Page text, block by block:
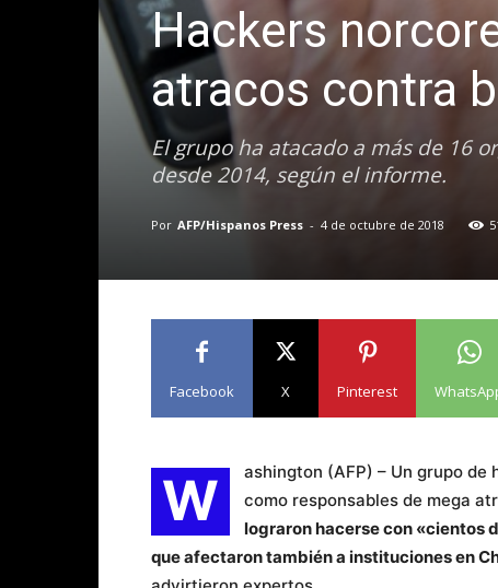
Hackers
atracos contra
El grupo ha atacado a más de 16
desde 2014, según el informe.
Por AFP/Hispanos Press - 4 de octubre de 2018
Facebook X Pinterest
W
ashington (AFP) – Un grupo
como responsables de mega
lograron hacerse con «cientos
que afectaron también a instituciones en